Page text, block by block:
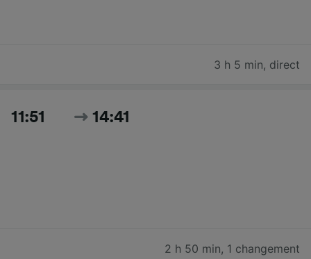
3 h 5 min, direct
11:51 14:41
2 h 50 min, 1 changement